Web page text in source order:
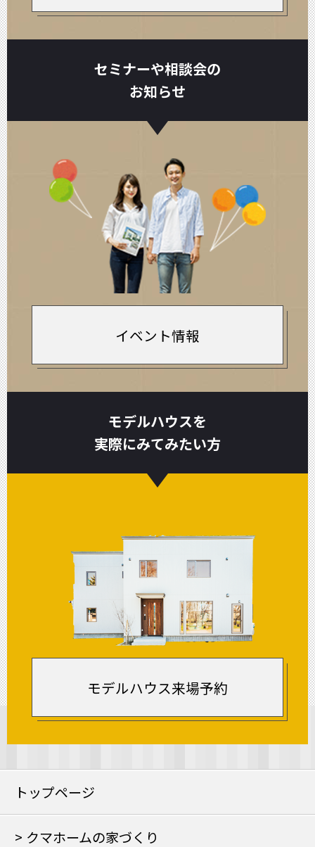
セミナーや相談会の
お知らせ
イベント情報
モデルハウスを
実際にみてみたい方
モデルハウス来場予約
トップページ
クマホームの家づくり